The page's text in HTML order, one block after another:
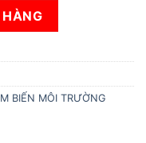
RÒ RỈ NƯỚC số lượng
BIẾN MÔI TRƯỜNG